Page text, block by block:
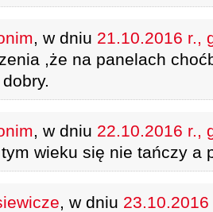
, w dniu 21.10.2016 r.,
,że na panelach
, w dniu 22.10.2016 r.,
wieku się nie tańczy a
, w dniu